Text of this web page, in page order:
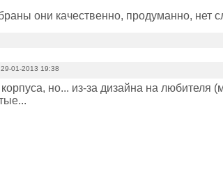
они качественно, продуманно, нет
01-2013 19:38
но... из-за дизайна на любителя